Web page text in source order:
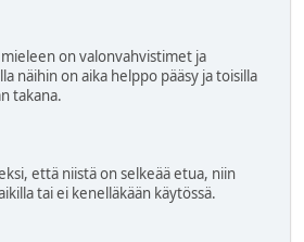
on valonvahvistimet ja
näihin on aika helppo pääsy ja toisilla
takana.
että niistä on selkeää etua, niin
tai ei kenelläkään käytössä.